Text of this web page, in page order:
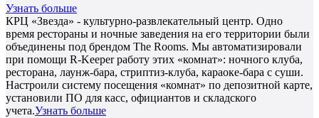
Узнать больше
КРЦ «Звезда» - культурно-развлекательный центр. Одно
время рестораны и ночные заведения на его территории были
объединены под брендом The Rooms. Мы автоматизировали
при помощи R-Keeper работу этих «комнат»: ночного клуба,
ресторана, лаунж-бара, стриптиз-клуба, караоке-бара с суши.
Настроили систему посещения «комнат» по депозитной карте,
установили ПО для касс, официантов и складского
учета.Узнать больше